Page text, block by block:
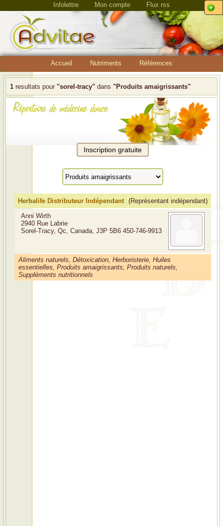
Infolettre Mon compte Flux rss
Accueil Nutriments Références
1 resultats pour "sorel-tracy" dans "Produits amaigrissants"
Herbalife Distributeur Indépendant (Représentant indépendant)
Anni Wirth
2940 Rue Labrie
Sorel-Tracy, Qc, Canada, J3P 5B6 450-746-9913
Aliments naturels, Détoxication, Herboristerie, Huiles
essentielles, Produits amaigrissants, Produits naturels,
Suppléments nutritionnels